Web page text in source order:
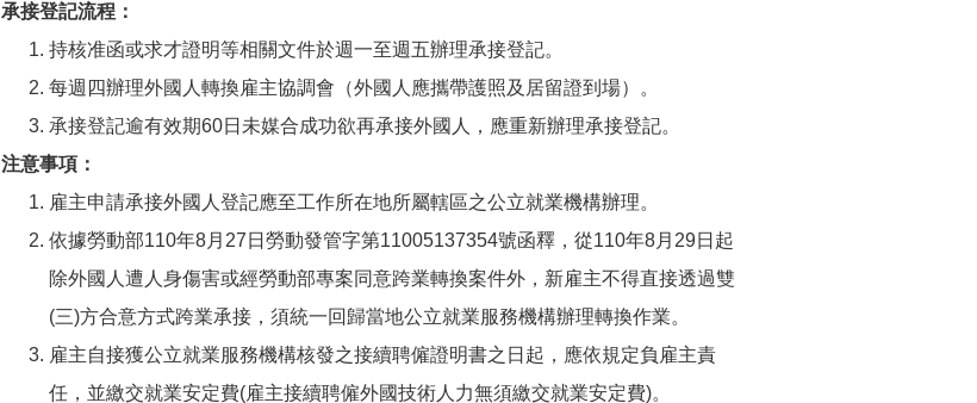
承接登記流程：
持核准函或求才證明等相關文件於週一至週五辦理承接登記。
每週四辦理外國人轉換雇主協調會（外國人應攜帶護照及居留證到場）。
承接登記逾有效期60日未媒合成功欲再承接外國人，應重新辦理承接登記。
注意事項：
雇主申請承接外國人登記應至工作所在地所屬轄區之公立就業機構辦理。
依據勞動部110年8月27日勞動發管字第11005137354號函釋，從110年8月29日起
除外國人遭人身傷害或經勞動部專案同意跨業轉換案件外，新雇主不得直接透過雙
(三)方合意方式跨業承接，須統一回歸當地公立就業服務機構辦理轉換作業。
雇主自接獲公立就業服務機構核發之接續聘僱證明書之日起，應依規定負雇主責
任，並繳交就業安定費(雇主接續聘僱外國技術人力無須繳交就業安定費)。